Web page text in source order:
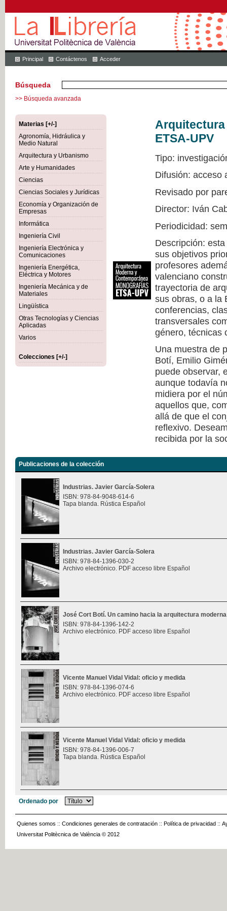
Principal Contáctenos Acceder
Búsqueda
>> Búsqueda avanzada
Materias [+/-]
Agronomía, Hidráulica y
Medio Natural
Arquitectura y Urbanismo
Arte y Humanidades
Ciencias
Ciencias Sociales y Jurídicas
Economía y Organización de
Empresas
Informática
Ingeniería Civil
Ingeniería Electrónica y
Comunicaciones
Ingeniería Energética,
Eléctrica y Motores
Ingeniería Mecánica y de
Materiales
Lingüística
Otras Tecnologías y Ciencias
Aplicadas
Varios
Colecciones [+/-]
Arquitectura
ETSA-UPV
Tipo:
Difusión: acceso
Revisado por
Director: Iván
Periodicidad:
Descripción:
sus objetivos
profesores
valenciano
trayectoria de
sus obras, o a la
conferencias,
transversales
género, técnicas
Una muestra de
Botí, Emilio
puede observar,
aunque todavía
midiera por el
aquellos que,
allá de que el
reflexivo.
recibida por la
Publicaciones de la colección
Industrias. Javier García-Solera
ISBN: 978-84-9048-614-6
Tapa blanda. Rústica Español
Industrias. Javier García-Solera
ISBN: 978-84-1396-030-2
Archivo electrónico. PDF acceso libre Español
José Cort Botí. Un camino hacia la arquitectura moderna
ISBN: 978-84-1396-142-2
Archivo electrónico. PDF acceso libre Español
Vicente Manuel Vidal Vidal: oficio y medida
ISBN: 978-84-1396-074-6
Archivo electrónico. PDF acceso libre Español
Vicente Manuel Vidal Vidal: oficio y medida
ISBN: 978-84-1396-006-7
Tapa blanda. Rústica Español
Ordenado por
Quienes somos :: Condiciones generales de contratación :: Política de privacidad ::
Universitat Politècnica de València © 2012